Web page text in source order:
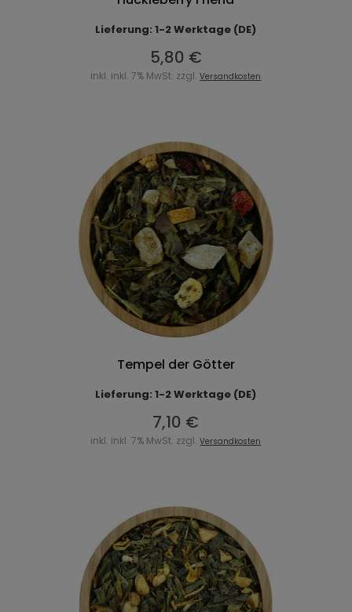
Lieferung: 1-2 Werktage (DE)
5,80 €
inkl. inkl. 7% MwSt. zzgl.Versandkosten
Tempel der Götter
Lieferung: 1-2 Werktage (DE)
7,10 €
inkl. inkl. 7% MwSt. zzgl.Versandkosten